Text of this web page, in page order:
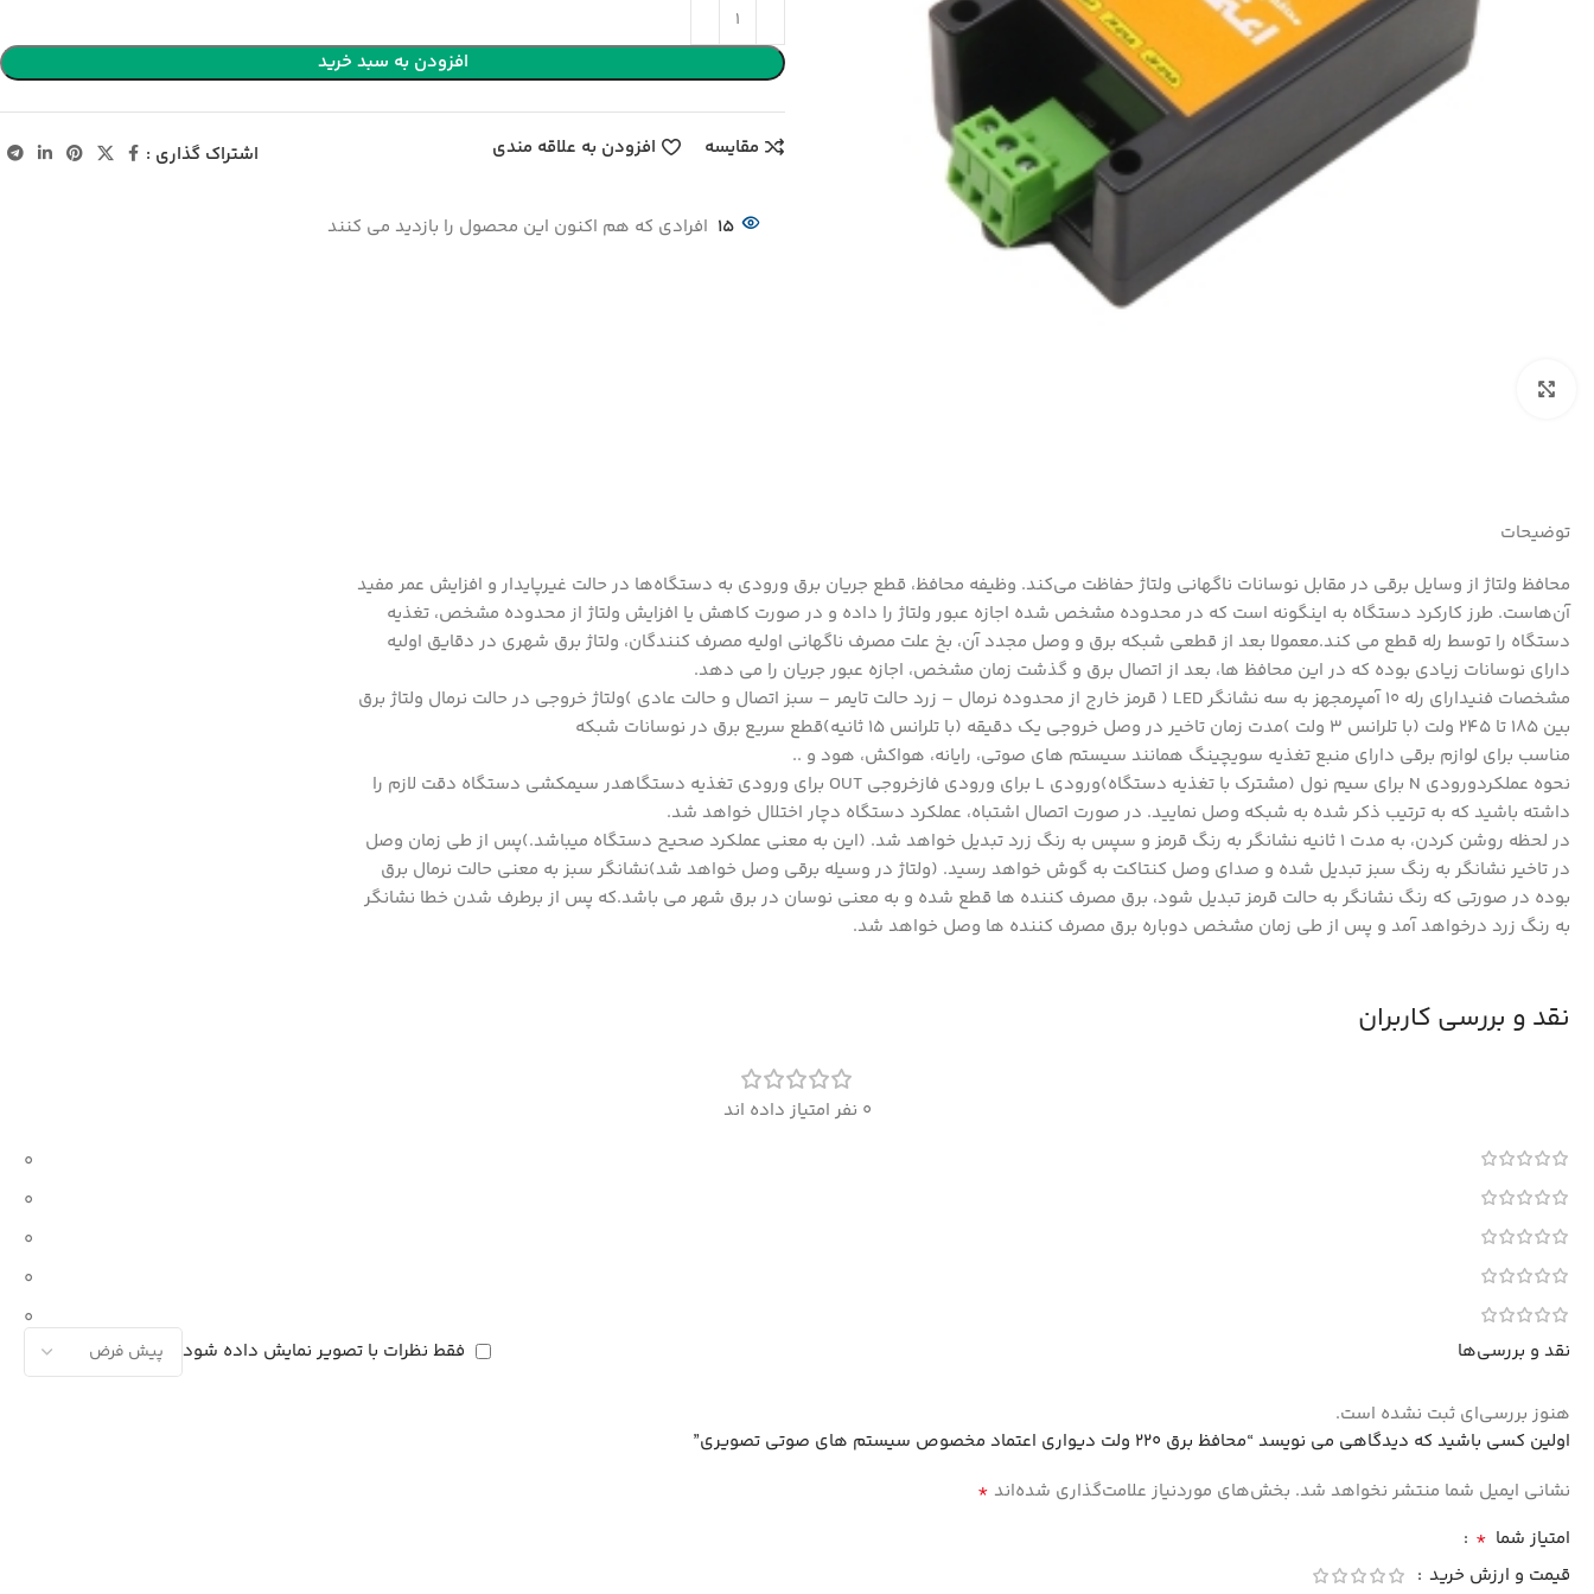
افزودن به سبد خرید
مقایسه افزودن به علاقه مندی اشتراک گذاری :
15 افرادی که هم اکنون این محصول را بازدید می کنند
توضیحات
محافظ ولتاژ از وسایل برقی در مقابل نوسانات ناگهانی ولتاژ حفاظت می‌کند. وظیفه محافظ، قطع جریان برق ورودی به دستگاه‌ها در حالت غیرپایدار و افزایش عمر مفید
آن‌هاست. طرز کارکرد دستگاه به اینگونه است که در محدوده مشخص شده اجازه عبور ولتاژ را داده و در صورت کاهش یا افزایش ولتاژ از محدوده مشخص، تغذیه
دستگاه را توسط رله قطع می کند.معمولا بعد از قطعی شبکه برق و وصل مجدد آن، بخ علت مصرف ناگهانی اولیه مصرف کنندگان، ولتاژ برق شهری در دقایق اولیه
دارای نوسانات زیادی بوده که در این محافظ ها، بعد از اتصال برق و گذشت زمان مشخص، اجازه عبور جریان را می دهد.
مشخصات فنیدارای رله 10 آمپرمجهز به سه نشانگر LED ( قرمز خارج از محدوده نرمال – زرد حالت تایمر – سبز اتصال و حالت عادی )ولتاژ خروجی در حالت نرمال ولتاژ برق
بین 185 تا 245 ولت (با تلرانس 3 ولت )مدت زمان تاخیر در وصل خروجی یک دقیقه (با تلرانس 15 ثانیه)قطع سریع برق در نوسانات شبکه
مناسب برای لوازم برقی دارای منبع تغذیه سویچینگ همانند سیستم های صوتی، رایانه، هواکش، هود و ..
نحوه عملکردورودی N برای سیم نول (مشترک با تغذیه دستگاه)ورودی L برای ورودی فازخروجی OUT برای ورودی تغذیه دستگاهدر سیمکشی دستگاه دقت لازم را
داشته باشید که به ترتیب ذکر شده به شبکه وصل نمایید. در صورت اتصال اشتباه، عملکرد دستگاه دچار اختلال خواهد شد.
در لحظه روشن کردن، به مدت 1 ثانیه نشانگر به رنگ قرمز و سپس به رنگ زرد تبدیل خواهد شد. (این به معنی عملکرد صحیح دستگاه میباشد.)پس از طی زمان وصل
در تاخیر نشانگر به رنگ سبز تبدیل شده و صدای وصل کنتاکت به گوش خواهد رسید. (ولتاژ در وسیله برقی وصل خواهد شد)نشانگر سبز به معنی حالت نرمال برق
بوده در صورتی که رنگ نشانگر به حالت قرمز تبدیل شود، برق مصرف کننده ها قطع شده و به معنی نوسان در برق شهر می باشد.که پس از برطرف شدن خطا نشانگر
به رنگ زرد درخواهد آمد و پس از طی زمان مشخص دوباره برق مصرف کننده ها وصل خواهد شد.
نقد و بررسی کاربران
0 نفر امتیاز داده اند
0
0
0
0
0
نقد و بررسی‌ها
فقط نظرات با تصویر نمایش داده شود
هنوز بررسی‌ای ثبت نشده است.
اولین کسی باشید که دیدگاهی می نویسد “محافظ برق 220 ولت دیواری اعتماد مخصوص سیستم های صوتی تصویری”
نشانی ایمیل شما منتشر نخواهد شد. بخش‌های موردنیاز علامت‌گذاری شده‌اند *
امتیاز شما *
قیمت و ارزش خرید